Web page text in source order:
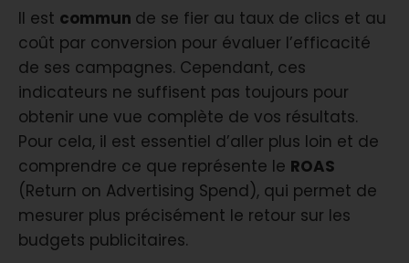
Il est commun de se fier au taux de clics et au
coût par conversion pour évaluer l’efficacité
de ses campagnes. Cependant, ces
indicateurs ne suffisent pas toujours pour
obtenir une vue complète de vos résultats.
Pour cela, il est essentiel d’aller plus loin et de
comprendre ce que représente le ROAS
(Return on Advertising Spend), qui permet de
mesurer plus précisément le retour sur les
budgets publicitaires.